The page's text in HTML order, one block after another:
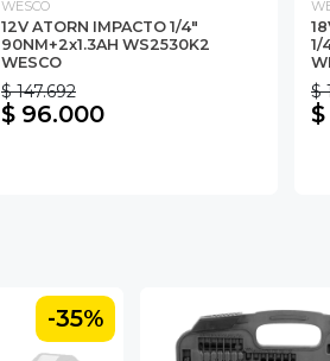
WESCO
12V ATORN IMPACTO 1/4"
90NM+2x1.3AH WS2530K2
WESCO
$ 147.692
$ 96.000
1/
$
$
-35%